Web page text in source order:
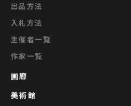
倪瓚 山水
主催 Jo's Auction
開催 2023/04/20
予想価格
JPY 100,000 - 200,000
出品方法
入札方法
主催者一覧
作家一覧
画廊
美術館